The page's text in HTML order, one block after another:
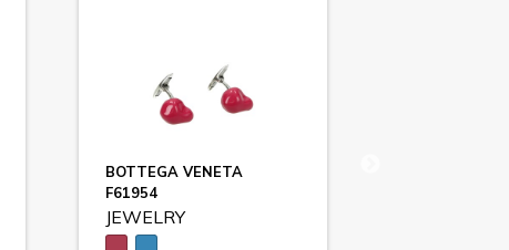
BOTTEGA VENETA
F61954
JEWELRY